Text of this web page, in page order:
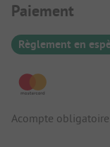
Paiement
Règlement en
Acompte obligatoire